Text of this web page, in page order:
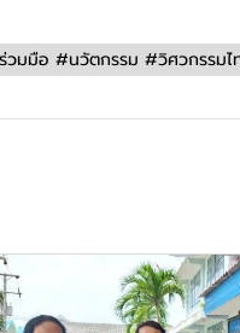
มมือ #นวัตกรรม #วิศวกรรม